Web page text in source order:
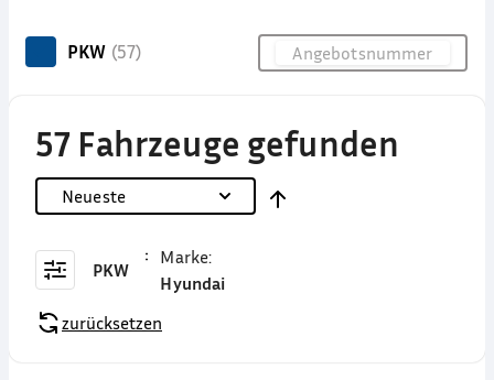
PKW (57)
57 Fahrzeuge gefunden
Neueste
PKW
Marke:
Hyundai
zurücksetzen